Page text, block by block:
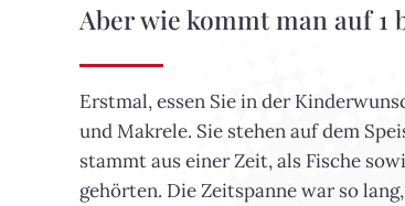
Aber wie kommt man auf 1
Erstmal, essen Sie in der
und Makrele. Sie stehen auf dem
stammt aus einer Zeit, als Fische
gehörten. Die Zeitspanne war so